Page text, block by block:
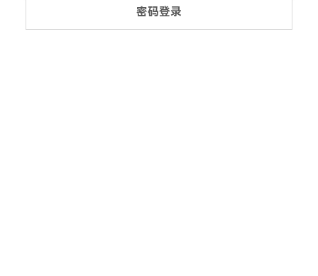
密码登录